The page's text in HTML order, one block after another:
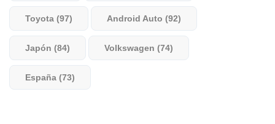
Toyota (97) Android Auto (92)
Japón (84) Volkswagen (74)
España (73)